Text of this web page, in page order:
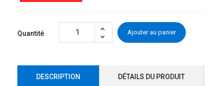
Quantité Ajouter au panier
DESCRIPTION DÉTAILS DU PRODUIT